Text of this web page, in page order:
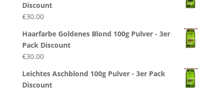
Discount
€30.00
Haarfarbe Goldenes Blond 100g Pulver - 3er
Pack Discount
€30.00
Leichtes Aschblond 100g Pulver - 3er Pack
Discount